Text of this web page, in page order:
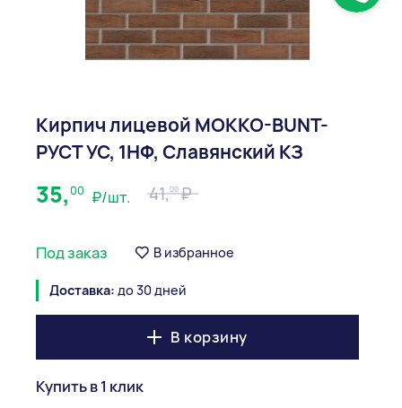
Кирпич лицевой MOKKO-BUNT-
РУСТ УС, 1НФ, Славянский КЗ
35,00 ₽/шт. 41,00
Под заказ В избранное
Доставка: до 30 дней
В корзину
Купить в 1 клик